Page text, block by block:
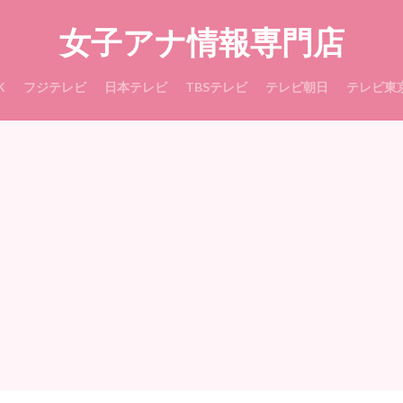
女子アナ情報専門店
フジテレビ 日本テレビ TBSテレビ テレビ朝日 テレビ東